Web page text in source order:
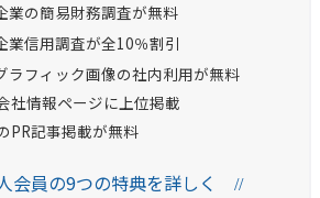
業の簡易財務調査が無料
業信用調査が全10％割引
ラフィック画像の社内利用が無料
社情報ページに上位掲載
PR記事掲載が無料
員の9つの特典を詳しく //